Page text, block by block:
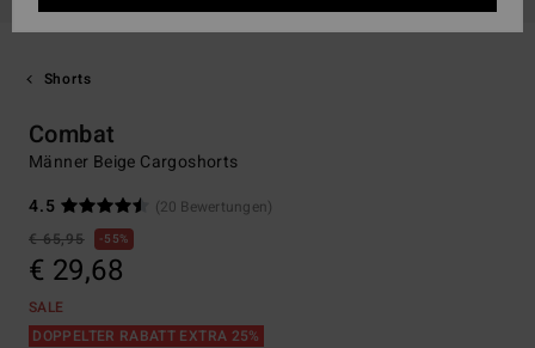
Shorts
Combat
Männer Beige Cargoshorts
4.5
(20 Bewertungen)
€ 65,95
55%
€ 29,68
SALE
DOPPELTER RABATT EXTRA 25%